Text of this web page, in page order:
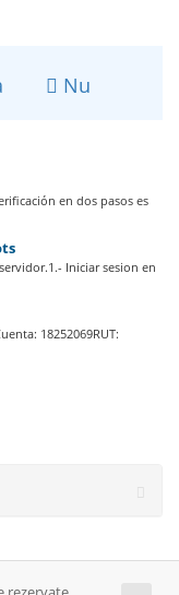
Nu
en dos pasos es
Iniciar sesion en
18252069RUT: